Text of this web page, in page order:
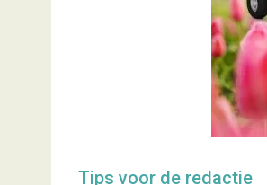
Tips voor de redactie